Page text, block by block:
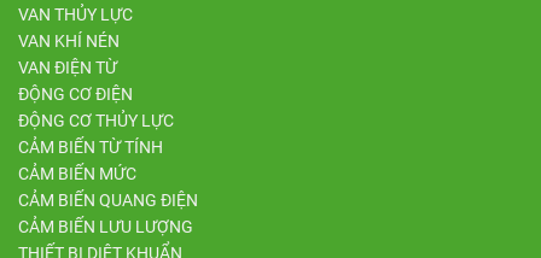
VAN THỦY LỰC
VAN KHÍ NÉN
VAN ĐIỆN TỪ
ĐỘNG CƠ ĐIỆN
ĐỘNG CƠ THỦY LỰC
CẢM BIẾN TỪ TÍNH
CẢM BIẾN MỨC
CẢM BIẾN QUANG ĐIỆN
CẢM BIẾN LƯU LƯỢNG
THIẾT BỊ DIỆT KHUẨN